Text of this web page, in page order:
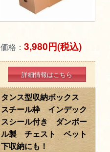
価格： 3,980円(税込)
詳細情報はこちら
タンス型収納ボックス
スチール枠 インデック
スシール付き ダンボー
ル製 チェスト ベット
下収納にも！